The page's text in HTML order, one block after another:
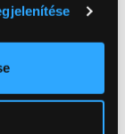
konkrét